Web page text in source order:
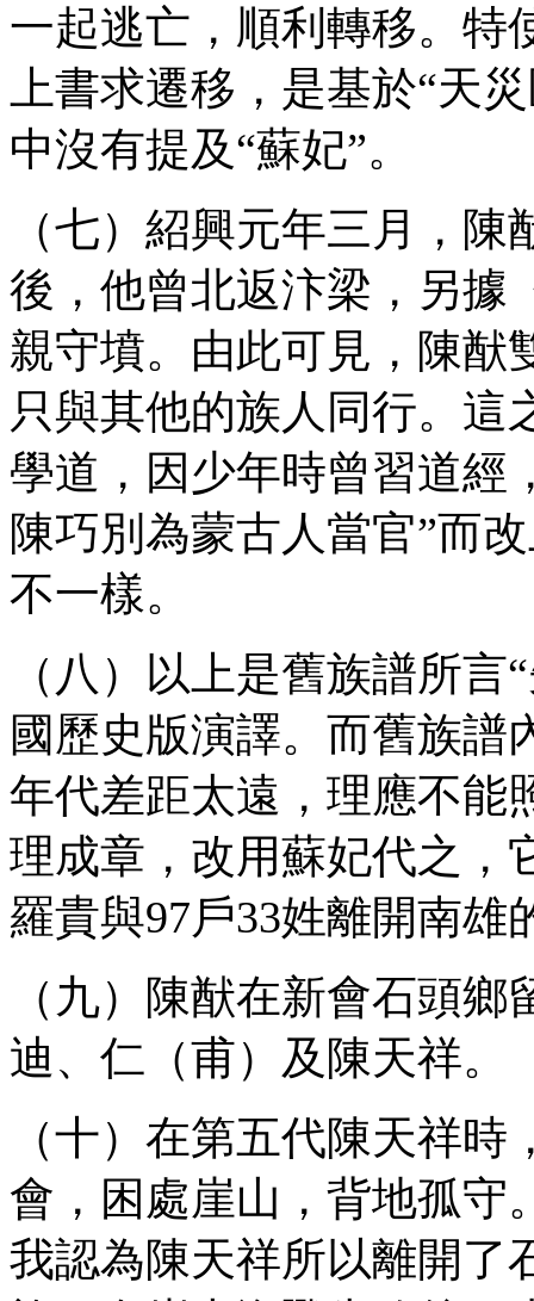
一起逃亡，順利轉移。特
上書求遷移，是基於“天
中沒有提及“蘇妃”。
（七）紹興元年三月，
後，他曾北返汴梁，另據
親守墳。由此可見，陳猷
只與其他的族人同行。這
學道，因少年時曾習道經
陳巧別為蒙古人當官”而
不一樣。
（八）以上是舊族譜所
國歷史版演譯。而舊族譜
年代差距太遠，理應不能
理成章，改用蘇妃代之，
羅貴與97戶33姓離開南雄
（九）陳猷在新會石頭
迪、仁（甫）及陳天祥。
（十）在第五代陳天祥
會，困處崖山，背地孤守
我認為陳天祥所以離開了